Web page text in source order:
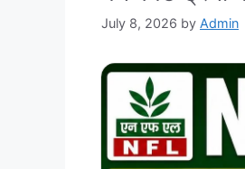
July 8, 2026 by Admin